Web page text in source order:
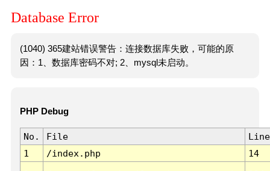
Database Error
(1040) 365建站错误警告：连接数据库失败，可能的原
因：1、数据库密码不对; 2、mysql未启动。
PHP Debug
No. File
Line
1
/index.php 14